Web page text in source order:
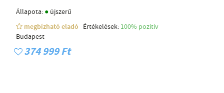
Állapota: ● újszerű
megbízható eladó
Értékelések: 100% pozítiv
Budapest
374 999 Ft